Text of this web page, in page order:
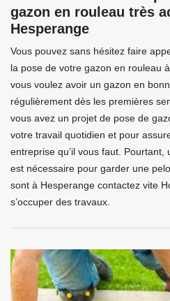
gazon en rouleau très
Hesperange
Vous pouvez sans hésitez faire
la pose de votre gazon en rouleau
vous voulez avoir un gazon en
régulièrement dès les premières
vous avez un projet de pose de
votre travail quotidien et pour
entreprise qu’il vous faut.
est nécessaire pour garder une
sont à Hesperange contactez vite
s’occuper des travaux.